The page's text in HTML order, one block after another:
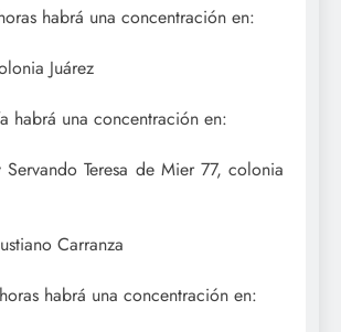
habrá una concentración en:
Juárez
habrá una concentración en:
Servando Teresa de Mier 77, colonia
Carranza
habrá una concentración en: